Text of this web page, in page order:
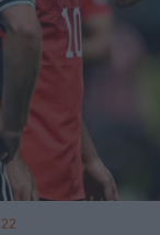
22